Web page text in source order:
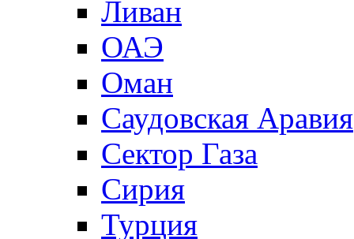
Ливан
ОАЭ
Оман
Саудовская Аравия
Сектор Газа
Сирия
Турция